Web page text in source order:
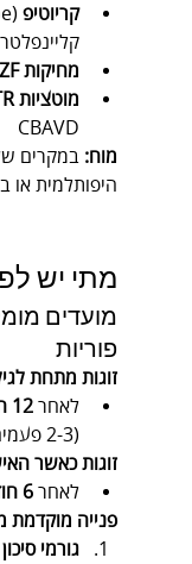
קריוטיפ
מחיקות AZF:
מוטציות CFTR:
CBAVD
MRI מוח: במקרים
היפותלמית או
מתי יש
מועדים
פוריות
זוגות מתחת לגיל
לאחר 12 חודשים
(2-3 פעמים בשבוע) ללא אמצעי מניעה
זוגות כאשר
לאחר 6 חודשים
פנייה מוקדמת
גורמי